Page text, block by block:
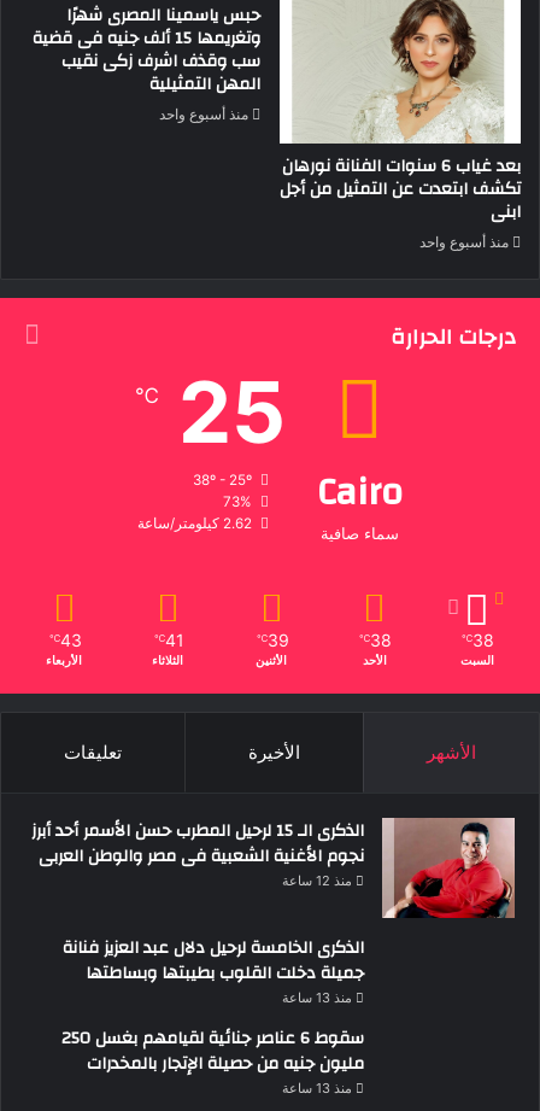
بعد غياب 6 سنوات الفنانة نورهان
تكشف ابتعدت عن التمثيل من أجل
ابنى
منذ أسبوع واحد
حبس ياسمينا المصرى شهرًا
وتغريمها 15 ألف جنيه فى قضية
سب وقذف اشرف زكى نقيب
المهن التمثيلية
منذ أسبوع واحد
درجات الحرارة
Cairo
سماء صافية
25
℃
73%
2.62 كيلومتر/ساعة
38
℃
السبت
38
℃
الأحد
39
℃
الأثنين
41
℃
الثلاثاء
43
℃
الأربعاء
الأشهر الأخيرة تعليقات
الذكرى الـ 15 لرحيل المطرب حسن الأسمر أحد أبرز
نجوم الأغنية الشعبية فى مصر والوطن العربى
منذ 12 ساعة
الذكرى الخامسة لرحيل دلال عبد العزيز فنانة
جميلة دخلت القلوب بطيبتها وبساطتها
منذ 13 ساعة
سقوط 6 عناصر جنائية لقيامهم بغسل 250
مليون جنيه من حصيلة الإتجار بالمخدرات
منذ 13 ساعة